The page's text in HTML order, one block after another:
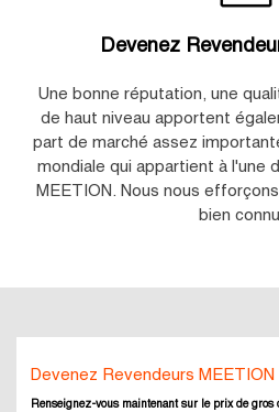
Devenez
Une bonne réputation, une
de haut niveau apportent
part de marché assez
mondiale qui appartient à l'une
MEETION. Nous nous
bien
Devenez Revendeurs
Renseignez-vous maintenant sur le prix de gros